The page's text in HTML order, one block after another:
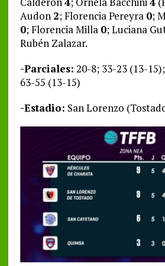
Audon 2; Florencia Pereyra 0;
0; Florencia Milla 0; Luciana
Rubén Zalazar.
-Parciales: 20-8; 33-23 (13-
63-55 (13-15)
-Estadio: San Lorenzo